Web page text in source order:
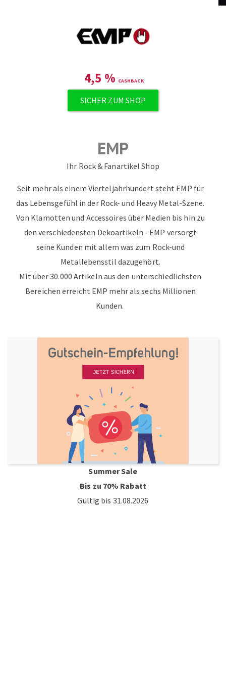
4,5 %
SICHER ZUM SHOP
EMP
Ihr Rock & Fanartikel Shop‎
Seit mehr als einem Vierteljahrhundert steht EMP für
das Lebensgefühl in der Rock- und Heavy Metal-Szene.
Von Klamotten und Accessoires über Medien bis hin zu
den verschiedensten Dekoartikeln - EMP versorgt
seine Kunden mit allem was zum Rock-und
Metallebensstil dazugehört.
Mit über 30.000 Artikeln aus den unterschiedlichsten
Bereichen erreicht EMP mehr als sechs Millionen
Kunden.
Summer Sale
Bis zu 70% Rabatt
Gültig bis 31.08.2026